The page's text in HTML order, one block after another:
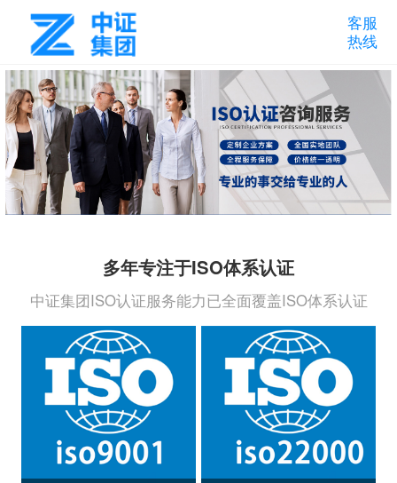
客服
热线
多年专注于ISO体系认证
中证集团ISO认证服务能力已全面覆盖ISO体系认证